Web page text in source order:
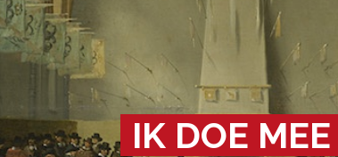
IK DOE MEE